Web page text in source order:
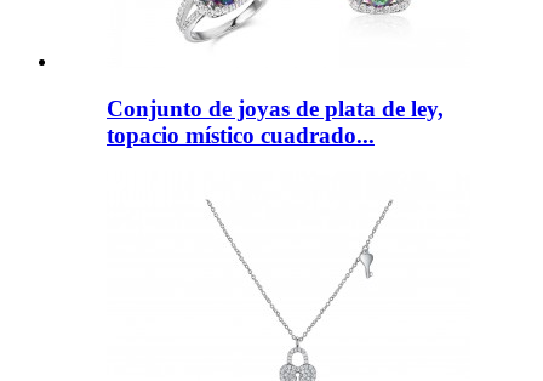
Conjunto de joyas de plata de ley,
topacio místico cuadrado...